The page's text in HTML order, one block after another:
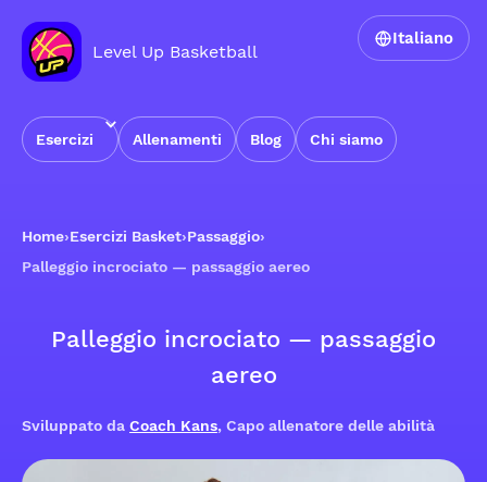
Level Up Basketball
Esercizi Allenamenti Blog Chi siamo
Italiano
Home›Esercizi Basket›Passaggio›
Palleggio incrociato — passaggio aereo
Palleggio incrociato — passaggio
aereo
Sviluppato da Coach Kans, Capo allenatore delle abilità